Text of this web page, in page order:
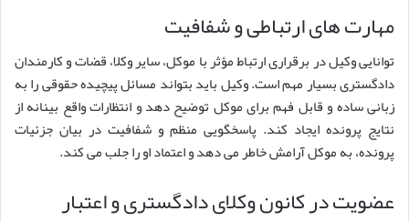
مهارت های ارتباطی و شفافیت
توانایی وکیل در برقراری ارتباط مؤثر با موکل، سایر وکلا، قضات و کارمندان
دادگستری بسیار مهم است. وکیل باید بتواند مسائل پیچیده حقوقی را به
زبانی ساده و قابل فهم برای موکل توضیح دهد و انتظارات واقع بینانه از
نتایج پرونده ایجاد کند. پاسخگویی منظم و شفافیت در بیان جزئیات
پرونده، به موکل آرامش خاطر می دهد و اعتماد او را جلب می کند.
عضویت در کانون وکلای دادگستری و اعتبار